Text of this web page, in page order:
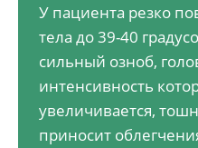
У пациента резко
тела до 39-40
сильный озноб,
интенсивность
увеличивается,
приносит